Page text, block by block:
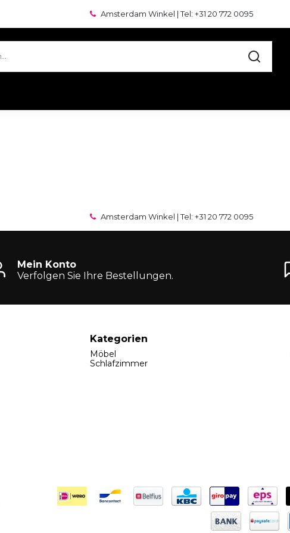
Amsterdam Winkel | Tel: +31 20 772 0095
Amsterdam Winkel | Tel: +31 20 772 0095
Mein Konto
Verfolgen Sie Ihre Bestellungen.
Kategorien
Möbel
Schlafzimmer